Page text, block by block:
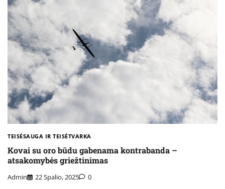
TEISĖSAUGA IR TEISĖTVARKA
Kovai su oro būdu gabenama kontrabanda –
atsakomybės griežtinimas
Admin 22 Spalio, 2025 0